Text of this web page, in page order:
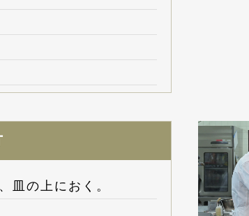
皿の上におく。